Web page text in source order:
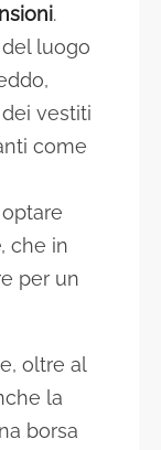
.
luogo
vestiti
come
, che in
per un
oltre al
la
borsa